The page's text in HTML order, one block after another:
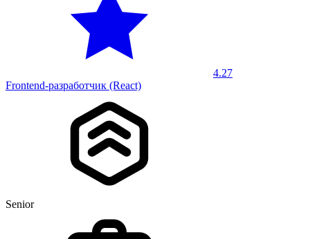
4.27
Frontend-разработчик (React)
Senior